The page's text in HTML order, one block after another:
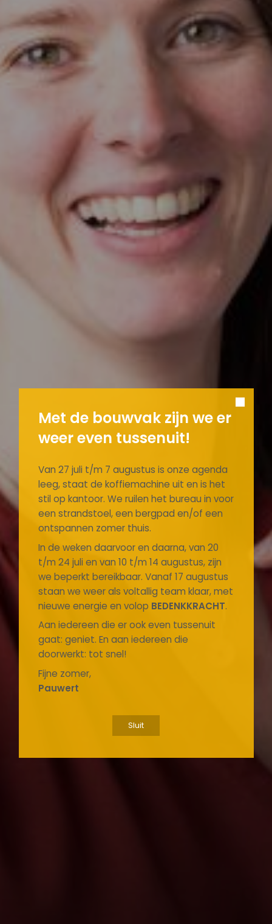
Met de bouwvak zijn we er
weer even tussenuit!
Van 27 juli t/m 7 augustus is onze agenda
leeg, staat de koffiemachine uit en is het
stil op kantoor. We ruilen het bureau in voor
een strandstoel, een bergpad en/of een
ontspannen zomer thuis.
In de weken daarvoor en daarna, van 20
t/m 24 juli en van 10 t/m 14 augustus, zijn
we beperkt bereikbaar. Vanaf 17 augustus
staan we weer als voltallig team klaar, met
nieuwe energie en volop BEDENKKRACHT.
Aan iedereen die er ook even tussenuit
gaat: geniet. En aan iedereen die
doorwerkt: tot snel!
Fijne zomer,
Pauwert
Sluit